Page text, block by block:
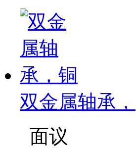
双金属轴承，
面议